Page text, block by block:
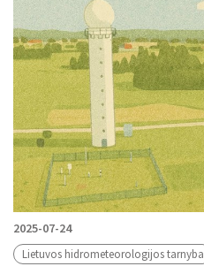
2025-07-24
Lietuvos hidrometeorologijos tarnyba